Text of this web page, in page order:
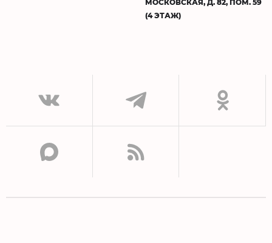
МОСКОВСКАЯ, Д. 82, ПОМ. 59
(4 ЭТАЖ)